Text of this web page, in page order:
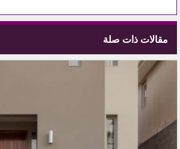
مقالات ذات صلة